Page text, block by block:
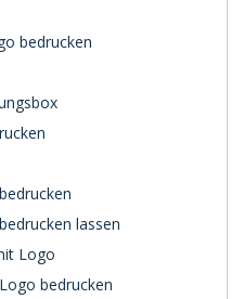
bedrucken
lassen
Logo
bedrucken